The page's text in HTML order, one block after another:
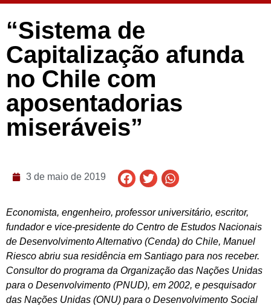
“Sistema de
Capitalização afunda
no Chile com
aposentadorias
miseráveis”
3 de maio de 2019
Economista, engenheiro, professor universitário, escritor,
fundador e vice-presidente do Centro de Estudos Nacionais
de Desenvolvimento Alternativo (Cenda) do Chile, Manuel
Riesco abriu sua residência em Santiago para nos receber.
Consultor do programa da Organização das Nações Unidas
para o Desenvolvimento (PNUD), em 2002, e pesquisador
das Nações Unidas (ONU) para o Desenvolvimento Social